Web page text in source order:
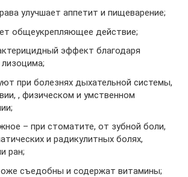
улучшает аппетит и пищеварение;
общеукрепляющее действие;
эффект благодаря
при болезнях дыхательной системы,
, физическом и умственном
– при стоматите, от зубной боли,
и радикулитных болях,
ран;
съедобны и содержат витамины;